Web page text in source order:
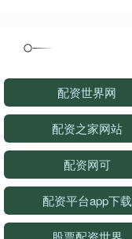
配资世界网
配资之家网站
配资网可
配资平台app下载